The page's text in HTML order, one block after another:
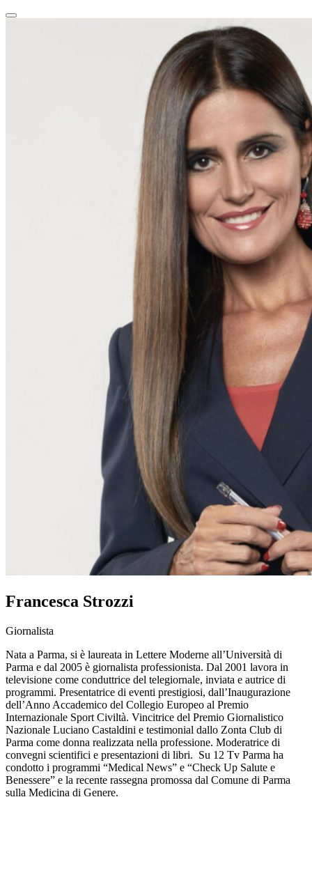
Francesca Strozzi
Giornalista
Nata a Parma, si è laureata in Lettere Moderne all’Università di
Parma e dal 2005 è giornalista professionista. Dal 2001 lavora in
televisione come conduttrice del telegiornale, inviata e autrice di
programmi. Presentatrice di eventi prestigiosi, dall’Inaugurazione
dell’Anno Accademico del Collegio Europeo al Premio
Internazionale Sport Civiltà. Vincitrice del Premio Giornalistico
Nazionale Luciano Castaldini e testimonial dallo Zonta Club di
Parma come donna realizzata nella professione. Moderatrice di
convegni scientifici e presentazioni di libri. Su 12 Tv Parma ha
condotto i programmi “Medical News” e “Check Up Salute e
Benessere” e la recente rassegna promossa dal Comune di Parma
sulla Medicina di Genere.